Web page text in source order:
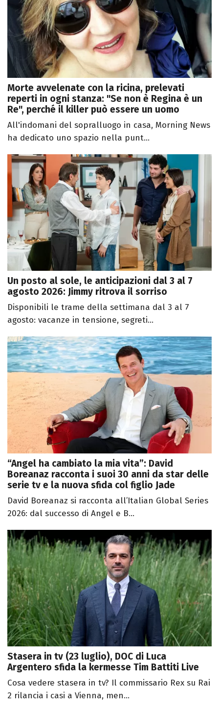
Morte avvelenate con la ricina, prelevati
reperti in ogni stanza: "Se non è Regina è un
Re", perché il killer può essere un uomo
All'indomani del sopralluogo in casa, Morning News
ha dedicato uno spazio nella punt...
Un posto al sole, le anticipazioni dal 3 al 7
agosto 2026: Jimmy ritrova il sorriso
Disponibili le trame della settimana dal 3 al 7
agosto: vacanze in tensione, segreti...
“Angel ha cambiato la mia vita”: David
Boreanaz racconta i suoi 30 anni da star delle
serie tv e la nuova sfida col figlio Jade
David Boreanaz si racconta all’Italian Global Series
2026: dal successo di Angel e B...
Stasera in tv (23 luglio), DOC di Luca
Argentero sfida la kermesse Tim Battiti Live
Cosa vedere stasera in tv? Il commissario Rex su Rai
2 rilancia i casi a Vienna, men...